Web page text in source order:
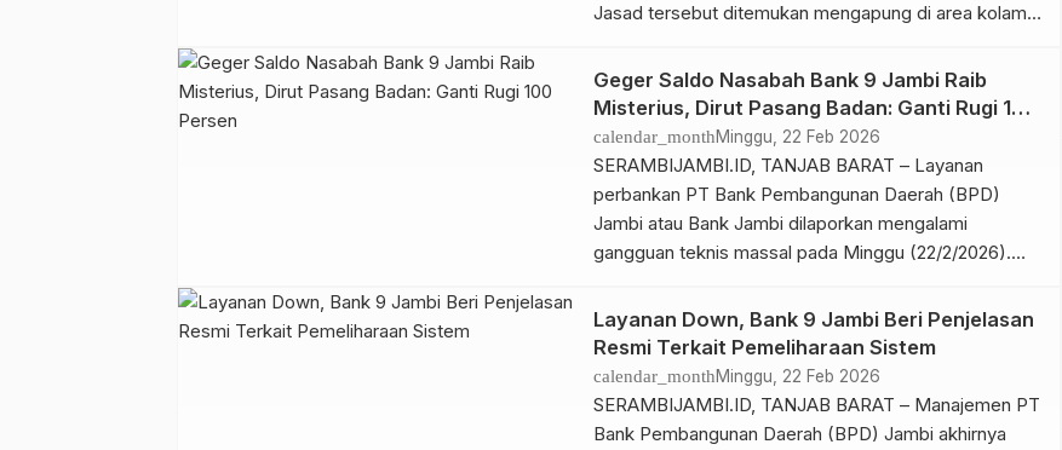
Jasad tersebut ditemukan mengapung di area kolam
mengarah ke Parit 11, Desa Tungkal I, Kecamatan
Tungkal Ilir. Informasi mengenai penemuan mayat ini
mulai terendus sekira pukul 17.00 WIB. Hingga […]
Geger Saldo Nasabah Bank 9 Jambi Raib
Misterius, Dirut Pasang Badan: Ganti Rugi 100
Persen
calendar_monthMinggu, 22 Feb 2026
SERAMBIJAMBI.ID, TANJAB BARAT – Layanan
perbankan PT Bank Pembangunan Daerah (BPD)
Jambi atau Bank Jambi dilaporkan mengalami
gangguan teknis massal pada Minggu (22/2/2026).
sejumlah nasabah mengeluhkan adanya pengurangan
saldo rekening secara tidak wajar. Pantauan di
lapangan menunjukkan puluhan nasabah mendatangi
Kantor Cabang Bank 9 Jambi di Kuala Tungkal,
Kabupaten […]
Layanan Down, Bank 9 Jambi Beri Penjelasan
Resmi Terkait Pemeliharaan Sistem
calendar_monthMinggu, 22 Feb 2026
SERAMBIJAMBI.ID, TANJAB BARAT – Manajemen PT
Bank Pembangunan Daerah (BPD) Jambi akhirnya